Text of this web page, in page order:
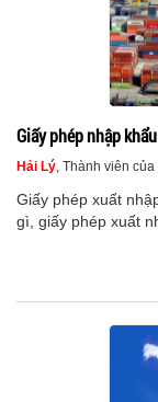
Giấy phép nhập
Hải Lý , Thành viên của
Giấy phép xuất
gì, giấy phép xuất